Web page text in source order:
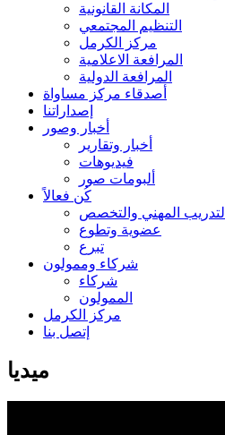
المكانة القانونية
التنظيم المجتمعي
مركز الكرمل
المرافعة الاعلامية
المرافعة الدولية
أصدقاء مركز مساواة
إصداراتنا
أخبار وصور
أخبار وتقارير
فيديوهات
ألبومات صور
كُن فعالاً
التدريب المهني والتخصص
عضوية وتطوع
تبرع
شركاء وممولون
شركاء
الممولون
مركز الكرمل
إتصل بنا
ميديا